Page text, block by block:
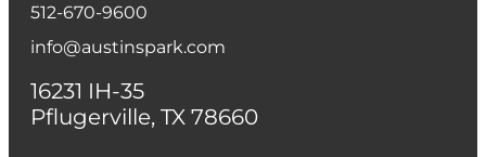
512-670-9600
info@austinspark.com
16231 IH-35
Pflugerville, TX 78660